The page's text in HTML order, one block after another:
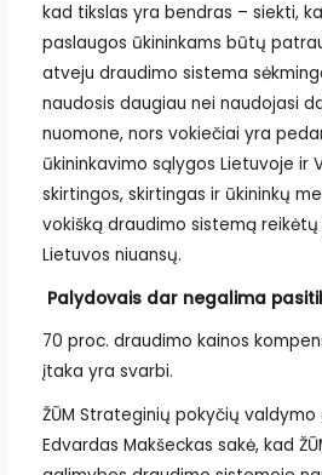
kad tikslas yra bendras – siekti,
paslaugos ūkininkams būtų
atveju draudimo sistema
naudosis daugiau nei naudojasi
nuomone, nors vokiečiai yra
ūkininkavimo sąlygos Lietuvoje ir
skirtingos, skirtingas ir ūkininkų
vokišką draudimo sistemą
Lietuvos niuansų.
Palydovais dar negalima
70 proc. draudimo kainos
įtaka yra svarbi.
ŽŪM Strateginių pokyčių
Edvardas Makšeckas sakė, kad